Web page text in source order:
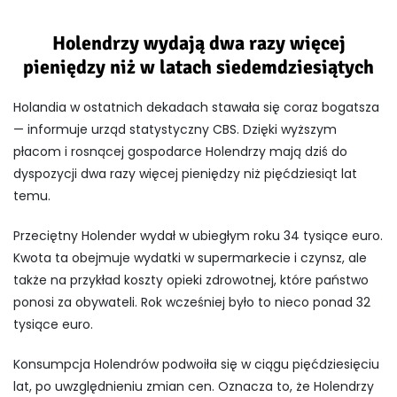
Holendrzy wydają dwa razy więcej
pieniędzy niż w latach siedemdziesiątych
Holandia w ostatnich dekadach stawała się coraz bogatsza
— informuje urząd statystyczny CBS. Dzięki wyższym
płacom i rosnącej gospodarce Holendrzy mają dziś do
dyspozycji dwa razy więcej pieniędzy niż pięćdziesiąt lat
temu.
Przeciętny Holender wydał w ubiegłym roku 34 tysiące euro.
Kwota ta obejmuje wydatki w supermarkecie i czynsz, ale
także na przykład koszty opieki zdrowotnej, które państwo
ponosi za obywateli. Rok wcześniej było to nieco ponad 32
tysiące euro.
Konsumpcja Holendrów podwoiła się w ciągu pięćdziesięciu
lat, po uwzględnieniu zmian cen. Oznacza to, że Holendrzy